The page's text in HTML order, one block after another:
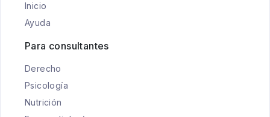
Inicio
Ayuda
Para consultantes
Derecho
Psicología
Nutrición